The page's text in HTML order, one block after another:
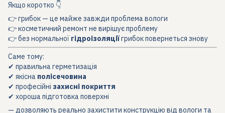
Якщо коротко 👇
👉 грибок — це майже завжди проблема вологи
👉 косметичний ремонт не вирішує проблему
👉 без нормальної гідроізоляціїгрибок повернеться знову
Саме тому:
✔ правильна герметизація
✔ якісна полісечовина
✔ професійні захисні покриття
✔ хороша підготовка поверхні
— дозволяють реально захистити конструкцію від вологи та